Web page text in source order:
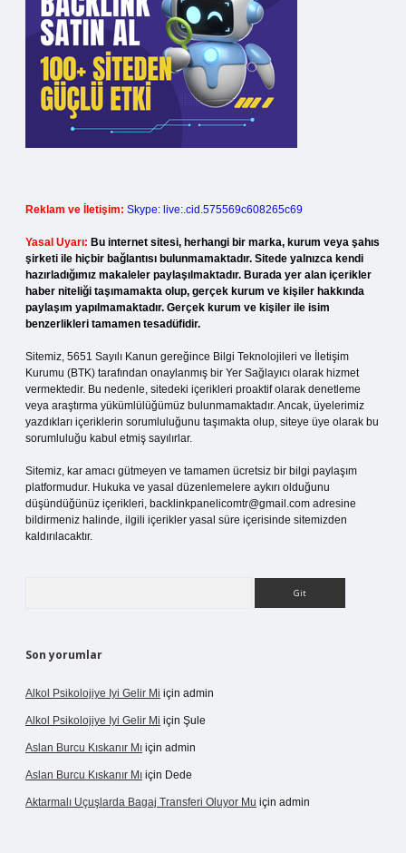
Reklam ve İletişim: Skype: live:.cid.575569c608265c69
Yasal Uyarı: Bu internet sitesi, herhangi bir marka, kurum veya şahıs
şirketi ile hiçbir bağlantısı bulunmamaktadır. Sitede yalnızca kendi
hazırladığımız makaleler paylaşılmaktadır. Burada yer alan içerikler
haber niteliği taşımamakta olup, gerçek kurum ve kişiler hakkında
paylaşım yapılmamaktadır. Gerçek kurum ve kişiler ile isim
benzerlikleri tamamen tesadüfidir.
Sitemiz, 5651 Sayılı Kanun gereğince Bilgi Teknolojileri ve İletişim
Kurumu (BTK) tarafından onaylanmış bir Yer Sağlayıcı olarak hizmet
vermektedir. Bu nedenle, sitedeki içerikleri proaktif olarak denetleme
veya araştırma yükümlülüğümüz bulunmamaktadır. Ancak, üyelerimiz
yazdıkları içeriklerin sorumluluğunu taşımakta olup, siteye üye olarak bu
sorumluluğu kabul etmiş sayılırlar.
Sitemiz, kar amacı gütmeyen ve tamamen ücretsiz bir bilgi paylaşım
platformudur. Hukuka ve yasal düzenlemelere aykırı olduğunu
düşündüğünüz içerikleri, backlinkpanelicomtr@gmail.com adresine
bildirmeniz halinde, ilgili içerikler yasal süre içerisinde sitemizden
kaldırılacaktır.
Son yorumlar
Alkol Psikolojiye Iyi Gelir Mi için admin
Alkol Psikolojiye Iyi Gelir Mi için Şule
Aslan Burcu Kıskanır Mı için admin
Aslan Burcu Kıskanır Mı için Dede
Aktarmalı Uçuşlarda Bagaj Transferi Oluyor Mu için admin